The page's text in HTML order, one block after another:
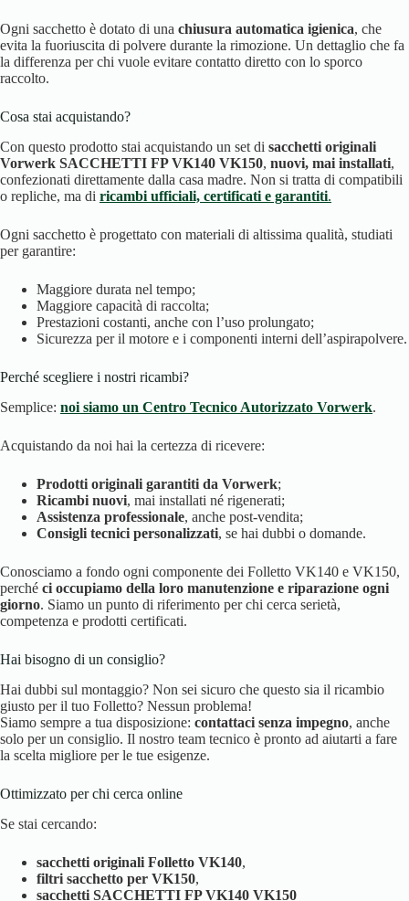
Ogni sacchetto è dotato di una chiusura automatica igienica, che
evita la fuoriuscita di polvere durante la rimozione. Un dettaglio che fa
la differenza per chi vuole evitare contatto diretto con lo sporco
raccolto.
Cosa stai acquistando?
Con questo prodotto stai acquistando un set di sacchetti originali
Vorwerk SACCHETTI FP VK140 VK150, nuovi, mai installati,
confezionati direttamente dalla casa madre. Non si tratta di compatibili
o repliche, ma di ricambi ufficiali, certificati e garantiti.
Ogni sacchetto è progettato con materiali di altissima qualità, studiati
per garantire:
Maggiore durata nel tempo;
Maggiore capacità di raccolta;
Prestazioni costanti, anche con l’uso prolungato;
Sicurezza per il motore e i componenti interni dell’aspirapolvere.
Perché scegliere i nostri ricambi?
Semplice: noi siamo un Centro Tecnico Autorizzato Vorwerk.
Acquistando da noi hai la certezza di ricevere:
Prodotti originali garantiti da Vorwerk;
Ricambi nuovi, mai installati né rigenerati;
Assistenza professionale, anche post-vendita;
Consigli tecnici personalizzati, se hai dubbi o domande.
Conosciamo a fondo ogni componente dei Folletto VK140 e VK150,
perché ci occupiamo della loro manutenzione e riparazione ogni
giorno. Siamo un punto di riferimento per chi cerca serietà,
competenza e prodotti certificati.
Hai bisogno di un consiglio?
Hai dubbi sul montaggio? Non sei sicuro che questo sia il ricambio
giusto per il tuo Folletto? Nessun problema!
Siamo sempre a tua disposizione: contattaci senza impegno, anche
solo per un consiglio. Il nostro team tecnico è pronto ad aiutarti a fare
la scelta migliore per le tue esigenze.
Ottimizzato per chi cerca online
Se stai cercando:
sacchetti originali Folletto VK140,
filtri sacchetto per VK150,
sacchetti SACCHETTI FP VK140 VK150